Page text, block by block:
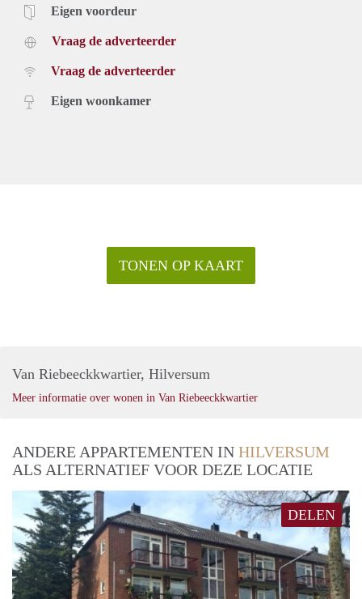
Eigen voordeur
Vraag de adverteerder
Vraag de adverteerder
Eigen woonkamer
TONEN OP KAART
Van Riebeeckkwartier, Hilversum
Meer informatie over wonen in Van Riebeeckkwartier
ANDERE APPARTEMENTEN IN HILVERSUM
ALS ALTERNATIEF VOOR DEZE LOCATIE
DELEN